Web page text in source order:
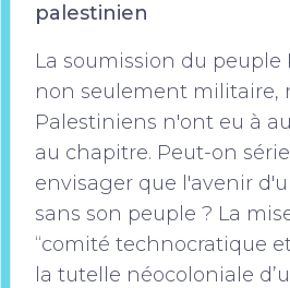
palestinien
La soumission du
non seulement militaire,
Palestiniens n'ont eu à
au chapitre. Peut-on
envisager que l'avenir
sans son peuple ? La
“comité technocratique
la tutelle néocoloniale